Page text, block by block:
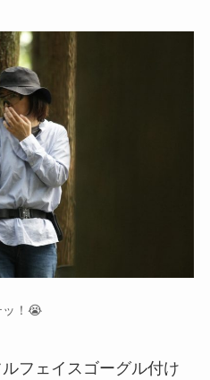
ッ！😭
フェイスゴーグル付け